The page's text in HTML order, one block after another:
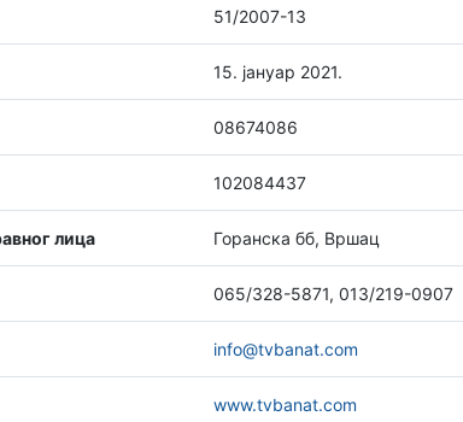
51/2007-13
15. јануар 2021.
08674086
102084437
лица Горанска бб, Вршац
065/328-5871, 013/219-0907
info@tvbanat.com
www.tvbanat.com